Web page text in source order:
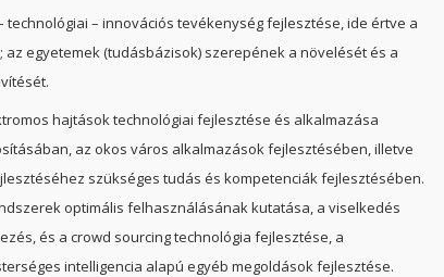
– innovációs tevékenység fejlesztése, ide értve a
egyetemek (tudásbázisok) szerepének a növelését és a
hajtások technológiai fejlesztése és alkalmazása
az okos város alkalmazások fejlesztésében, illetve
szükséges tudás és kompetenciák fejlesztésében.
optimális felhasználásának kutatása, a viselkedés
és a crowd sourcing technológia fejlesztése, a
intelligencia alapú egyéb megoldások fejlesztése.